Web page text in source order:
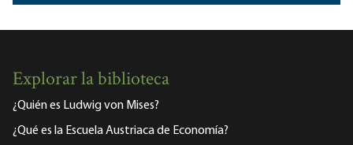
Explorar la biblioteca
¿Quién es Ludwig von Mises?
¿Qué es la Escuela Austriaca de Economía?